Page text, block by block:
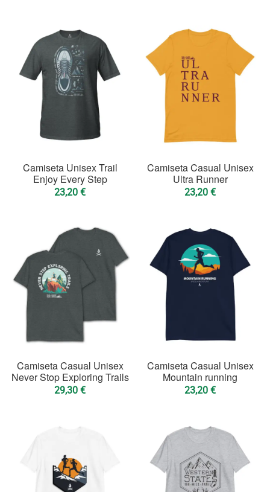
Camiseta Unisex Trail
Enjoy Every Step
23,20 €
Camiseta Casual Unisex
Ultra Runner
23,20 €
Camiseta Casual Unisex
Never Stop Exploring Trails
29,30 €
Camiseta Casual Unisex
Mountain running
23,20 €